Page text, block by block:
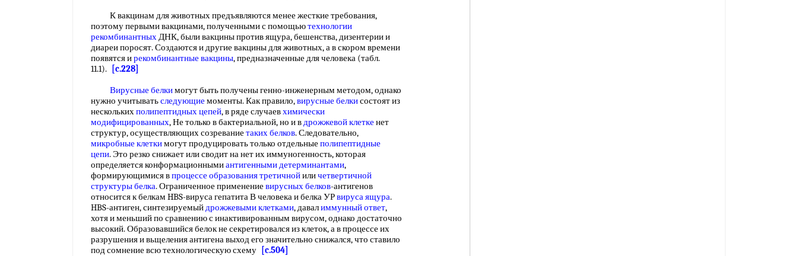
К вакцинам для животных предъявляются менее жесткие требования,
поэтому первыми вакцинами, полученными с помощьютехнологии
рекомбинантныхДНК, были вакцины против ящура, бешенства, дизентерии и
диареи поросят. Создаются и другие вакцины для животных, а в скором времени
появятся ирекомбинантные вакцины, предназначенные для человека (табл.
11.1).
[c.228]
Вирусные белкимогут быть получены генно-инженерным методом, однако
нужно учитыватьследующие моменты. Как правило,вирусные белкисостоят из
несколькихполипептидных цепей, в ряде случаевхимически
модифицированных, Не только в бактериальной, но и вдрожжевой клетке нет
структур, осуществляющих созревание таких белков. Следовательно,
микробные клеткимогут продуцировать только отдельные полипептидные
цепи. Это резко снижает или сводит на нет их иммуногенность, которая
определяется конформационнымиантигенными детерминантами,
формирующимися впроцессе образованиятретичнойиличетвертичной
структуры белка. Ограниченное применение вирусных белков-антигенов
относится к белкам HBS-вируса гепатита В человека и белка УРвируса ящура.
HBS-антиген, синтезируемыйдрожжевыми клетками, давалиммунный ответ,
хотя и меньший по сравнению с инактивированным вирусом, однако достаточно
высокий. Образовавшийся белок не секретировался из клеток, а в процессе их
разрушения и вьщеления антигена выход его значительно снижался, что ставило
под сомнение всю технологическую схему
[c.504]